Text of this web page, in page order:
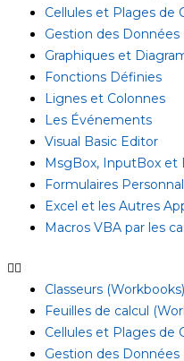
Cellules et Plages de
Gestion des Données
Graphiques et
Fonctions Définies
Lignes et Colonnes
Les Événements
Visual Basic Editor
MsgBox, InputBox et
Formulaires
Excel et les Autres
Macros VBA par les
Classeurs (Workbooks)
Feuilles de calcul
Cellules et Plages de
Gestion des Données